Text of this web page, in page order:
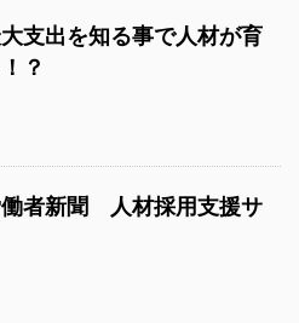
支出を知る事で人材が育
？
者新聞 人材採用支援サ